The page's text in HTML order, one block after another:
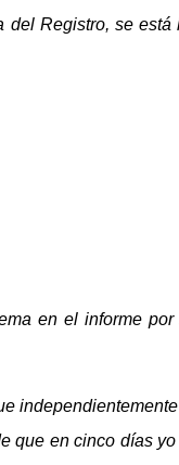
Registro, se está
en el informe por
que en cinco días